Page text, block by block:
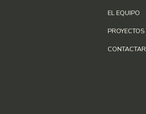
EL EQUIPO
PROYECTOS
CONTACTAR